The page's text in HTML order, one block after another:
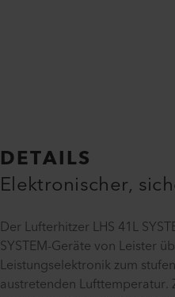
DETAILS
Elektronischer,
Der Lufterhitzer LHS 41L
SYSTEM-Geräte von Leister
Leistungselektronik zum
austretenden Lufttemperatur.